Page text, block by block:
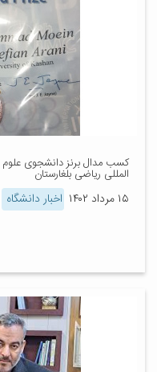
کسب مدال برنز دانشجوی علوم
المللی ریاضی بلغارستان
۱۵ مرداد ۱۴۰۲ اخبار دانشگاه